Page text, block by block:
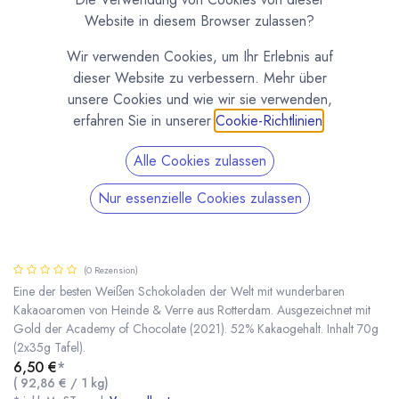
(0 Rezension)
Eine der besten Weißen Schokoladen der Welt mit wunderbaren
Kakaoaromen von Heinde & Verre aus Rotterdam. Ausgezeichnet mit
Gold der Academy of Chocolate (2021). 52% Kakaogehalt. Inhalt 70g
(2x35g Tafel).
6,50 €*
( 92,86 € / 1 kg)
Website in diesem Browser zulassen?
Wir verwenden Cookies, um Ihr Erlebnis auf
dieser Website zu verbessern. Mehr über
unsere Cookies und wie wir sie verwenden,
erfahren Sie in unserer Cookie-Richtlinien
Alle Cookies zulassen
Nur essenzielle Cookies zulassen